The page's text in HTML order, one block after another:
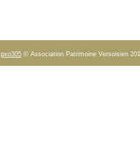
pxo305 © Association Patrimoine Versoisien